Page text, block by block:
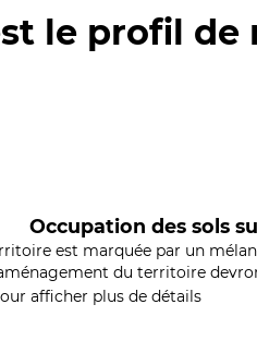
le profil
Occupation des sols
est marquée par un
du territoire
afficher plus de détails